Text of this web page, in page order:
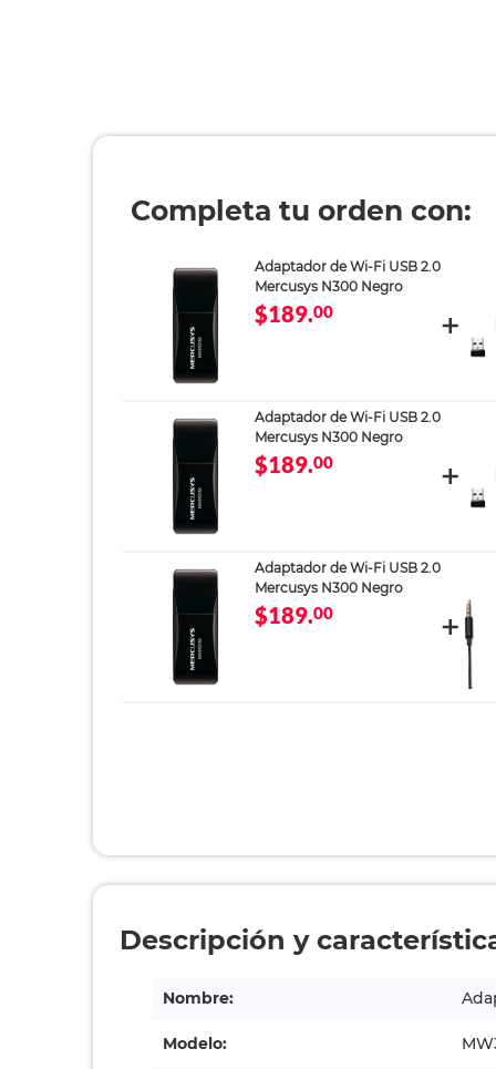
Completa tu orden con:
Adaptador de Wi-Fi USB 2.0
Mercusys N300 Negro
$189.00
Adaptador de Wi-Fi USB 2.0
Mercusys N300 Negro
$189.00
Adaptador de Wi-Fi USB 2.0
Mercusys N300 Negro
$189.00
Descripción y
Nombre:
Modelo: